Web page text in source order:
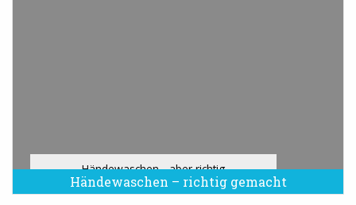
Händewaschen – richtig gemacht
Händewaschen - aber richtig